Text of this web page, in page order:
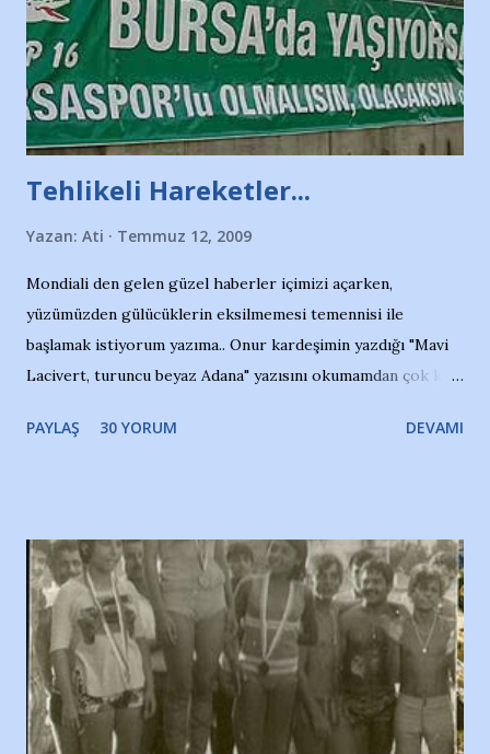
Tehlikeli Hareketler...
Yazan: Ati Temmuz 12, 2009
Mondiali den gelen güzel haberler içimizi açarken,
yüzümüzden gülücüklerin eksilmemesi temennisi ile
başlamak istiyorum yazıma.. Onur kardeşimin yazdığı "Mavi
Lacivert, turuncu beyaz Adana" yazısını okumamdan çok kısa
irkildim.. "Bursasporlu taraftarlar, İstanbul takımlarının
ve ürünlerini Bursa şehrinde görmek istemediklerini bir
protesto eylemiyle açıkladıklarını bildiriyordu.. Bu grup
adına açıklama yapan şahsı muhterem(!) ''Açık ve net olarak
söylüyoruz. Bu son uyarımızdır. Bunun yanısıra, bu takımlara
ait tanıtıcı ilanların asılmasına izin veren Bursa Büyükşehir
Belediyesi ile mağazaların bulunduğu alışveriş merkezlerini
de kınıyoruz'' diye de eklemiş .. Blogumuzda okuduğum bu
PAYLAŞ 30 YORUM DEVAMI